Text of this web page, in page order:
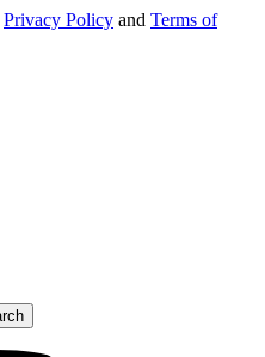
Privacy Policy and Terms of